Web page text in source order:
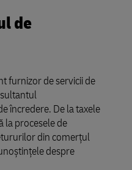
de
furnizor de servicii de
încredere. De la taxele
la procesele de
din comerțul
despre